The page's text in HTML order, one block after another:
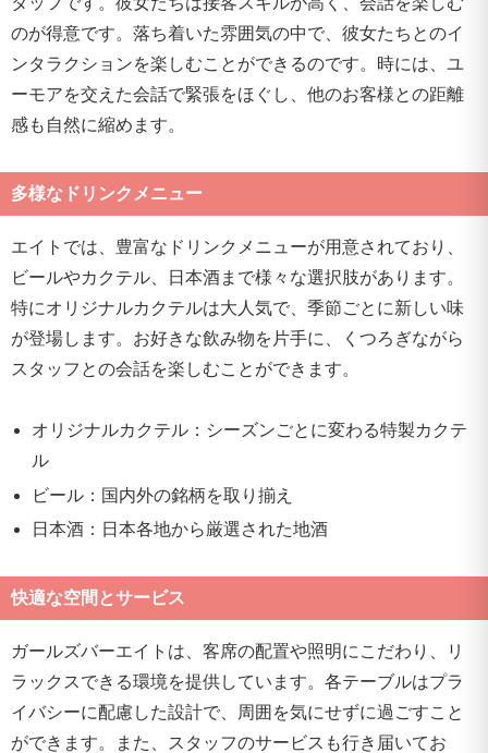
のが得意です。落ち着いた雰囲気の中で、彼女たちとのイ
ンタラクションを楽しむことができるのです。時には、ユ
ーモアを交えた会話で緊張をほぐし、他のお客様との距離
感も自然に縮めます。
多様なドリンクメニュー
エイトでは、豊富なドリンクメニューが用意されており、
ビールやカクテル、日本酒まで様々な選択肢があります。
特にオリジナルカクテルは大人気で、季節ごとに新しい味
が登場します。お好きな飲み物を片手に、くつろぎながら
スタッフとの会話を楽しむことができます。
オリジナルカクテル：シーズンごとに変わる特製カクテ
ル
ビール：国内外の銘柄を取り揃え
日本酒：日本各地から厳選された地酒
快適な空間とサービス
ガールズバーエイトは、客席の配置や照明にこだわり、リ
ラックスできる環境を提供しています。各テーブルはプラ
イバシーに配慮した設計で、周囲を気にせずに過ごすこと
ができます。また、スタッフのサービスも行き届いてお